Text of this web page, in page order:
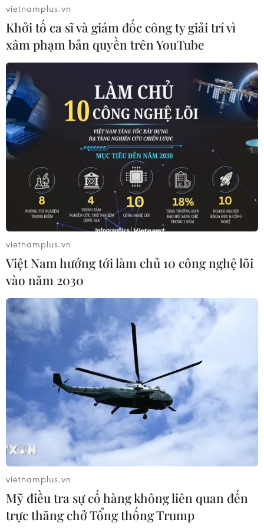
vietnamplus.vn
Khởi tố ca sĩ và giám đốc công ty giải trí vì
xâm phạm bản quyền trên YouTube
vietnamplus.vn
Việt Nam hướng tới làm chủ 10 công nghệ lõi
vào năm 2030
vietnamplus.vn
Mỹ điều tra sự cố hàng không liên quan đến
trực thăng chở Tổng thống Trump